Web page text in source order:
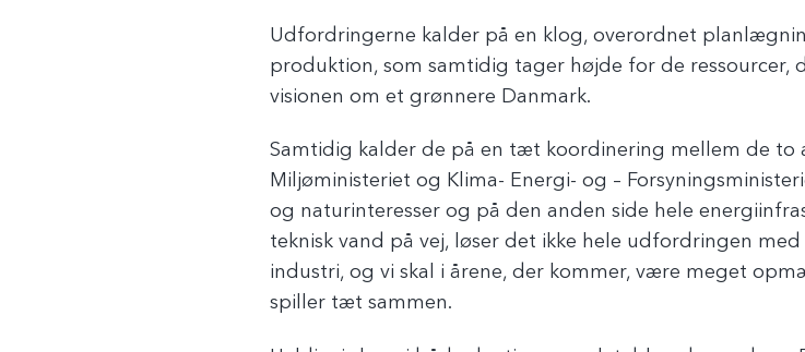
Udfordringerne kalder på en klog, overordnet
produktion, som samtidig tager højde for de
visionen om et grønnere Danmark.
Samtidig kalder de på en tæt koordinering mellem de to
Miljøministeriet og Klima- Energi- og –
og naturinteresser og på den anden side hele
teknisk vand på vej, løser det ikke hele udfordringen
industri, og vi skal i årene, der kommer, være meget
spiller tæt sammen.